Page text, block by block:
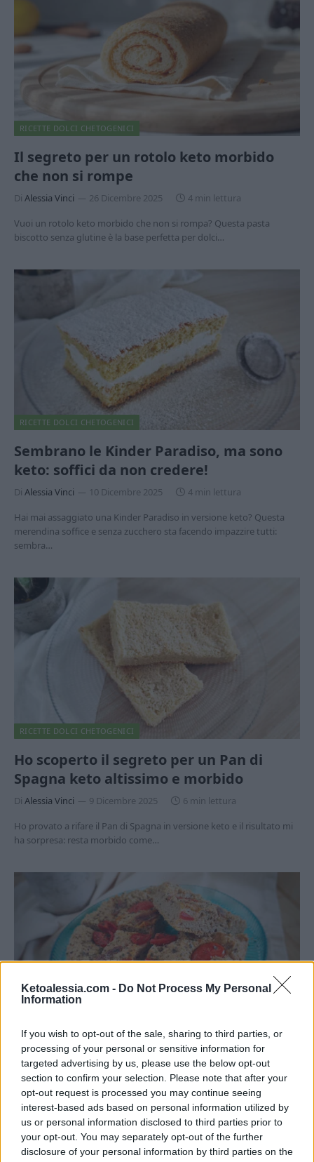
Ketoalessia.com - Do Not Process My Personal
Information
If you wish to opt-out of the sale, sharing to third parties, or
processing of your personal or sensitive information for
targeted advertising by us, please use the below opt-out
section to confirm your selection. Please note that after your
opt-out request is processed you may continue seeing
interest-based ads based on personal information utilized by
us or personal information disclosed to third parties prior to
your opt-out. You may separately opt-out of the further
disclosure of your personal information by third parties on the
RICETTE DOLCI CHETOGENICI
Il segreto per un rotolo keto morbido
che non si rompe
Di Alessia Vinci 26 Dicembre 2025
4 min lettura
Vuoi un rotolo keto morbido che non si rompa? Questa pasta
biscotto senza glutine è la base perfetta per dolci…
RICETTE DOLCI CHETOGENICI
Sembrano le Kinder Paradiso, ma sono
keto: soffici da non credere!
Di Alessia Vinci 10 Dicembre 2025
4 min lettura
Hai mai assaggiato una Kinder Paradiso in versione keto? Questa
merendina soffice e senza zucchero sta facendo impazzire tutti:
sembra…
RICETTE DOLCI CHETOGENICI
Ho scoperto il segreto per un Pan di
Spagna keto altissimo e morbido
Di Alessia Vinci 9 Dicembre 2025
6 min lettura
Ho provato a rifare il Pan di Spagna in versione keto e il risultato mi
ha sorpresa: resta morbido come…
Dimentica la solita focaccia: la versione
keto virale che amerai al primo morso
DiAlessia Vinci 14 Novembre 2025
4 min lettura
Ci sono ricette che sanno trasformare un semplice momento della
giornata in qualcosa di speciale. Questa focaccia keto fatta in…